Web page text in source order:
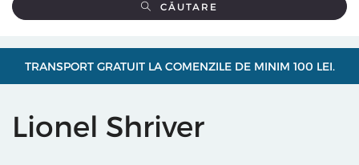
CĂUTARE
TRANSPORT GRATUIT LA COMENZILE DE MINIM 100 LEI.
Lionel Shriver